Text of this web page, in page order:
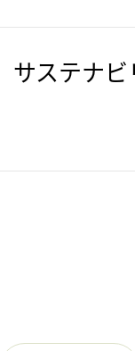
サステナ